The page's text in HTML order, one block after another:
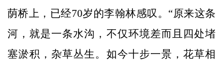
荫桥上，已经70岁的李翰林感叹。“原来这条
河，就是一条水沟，不仅环境差而且四处堵
塞淤积，杂草丛生。如今十步一景，花草相